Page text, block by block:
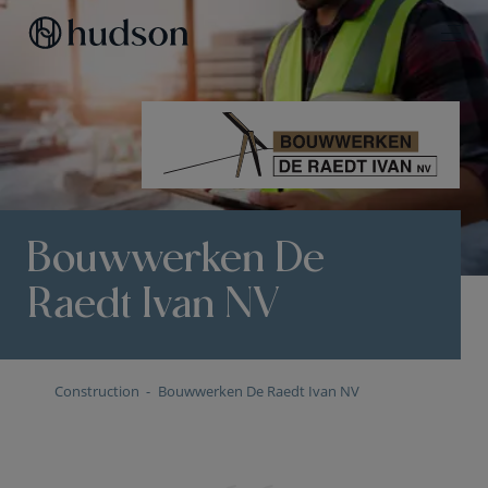
Bouwwerken De
Raedt Ivan NV
Construction Bouwwerken De Raedt Ivan NV